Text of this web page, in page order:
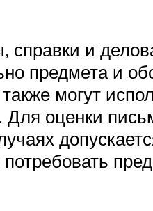
и
предмета и
могут
Для оценки